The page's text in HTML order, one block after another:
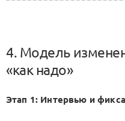
4. Модель
«как надо»
Этап 1: Интервью и